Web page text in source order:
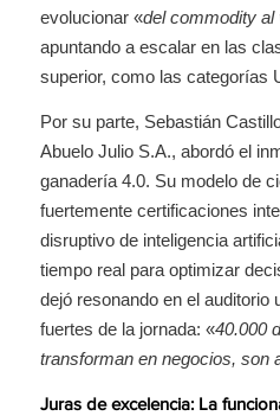
evolucionar «del commodity al
apuntando a escalar en las
superior, como las categorías
Por su parte, Sebastián
Abuelo Julio S.A., abordó el
ganadería 4.0. Su modelo de
fuertemente certificaciones
disruptivo de inteligencia
tiempo real para optimizar
dejó resonando en el auditorio
fuertes de la jornada: «40.000
transforman en negocios, son
Juras de excelencia: La